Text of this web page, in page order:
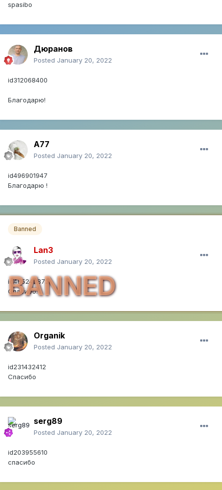
spasibo
Дюранов
Posted January 20, 2022
id312068400
Благодарю!
A77
Posted January 20, 2022
id496901947
Благодарю !
Banned
Lan3
Posted January 20, 2022
BANNED
id465242872
Спасибо.
Organik
Posted January 20, 2022
id231432412
Спасибо
serg89
Posted January 20, 2022
id203955610
спасибо